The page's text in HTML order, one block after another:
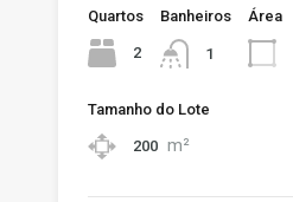
Quartos
2
Banheiros
1
Área
Tamanho do Lote
200 m²